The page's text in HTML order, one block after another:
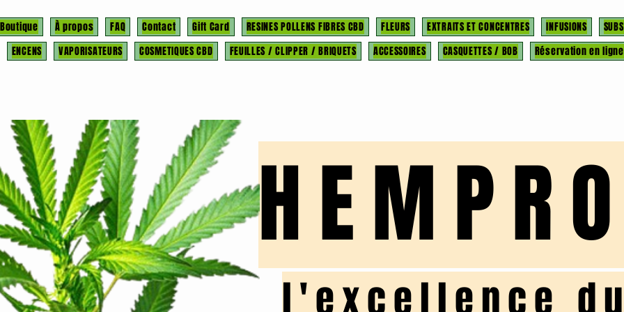
l'excellence du
Boutique À propos FAQ Contact Gift Card RESINES POLLENS FIBRES CBD FLEURS EXTRAITS ET CONCENTRES INFUSIONS
ENCENS
VAPORISATEURS COSMETIQUES CBD FEUILLES / CLIPPER / BRIQUETS ACCESSOIRES CASQUETTES / BOB Réservation en ligne